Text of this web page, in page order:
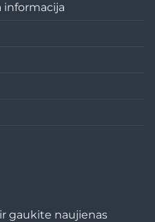
informacija
gaukite naujienas